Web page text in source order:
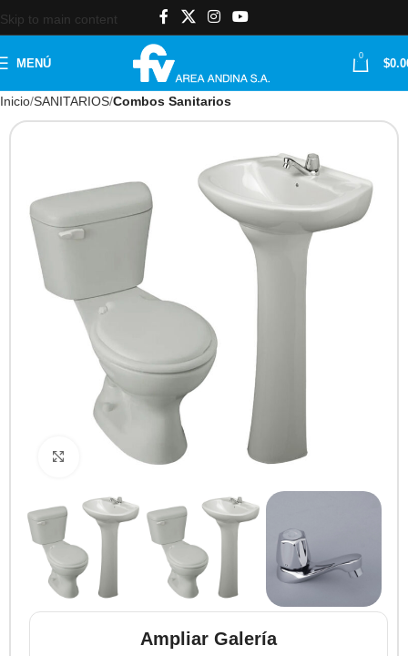
Skip to main content
MENÚ
0
$
Inicio SANITARIOS Combos Sanitarios
Clic para ampliar
Ampliar Galería